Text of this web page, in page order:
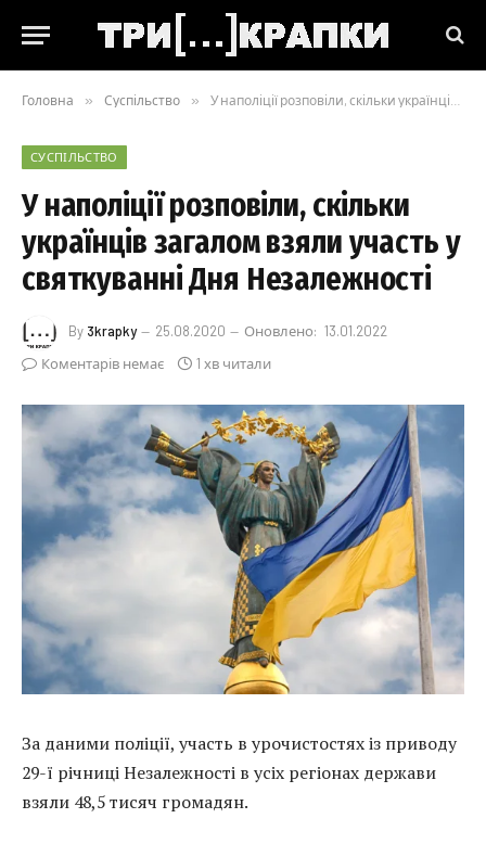
Головна » Суспільство » У наполіції розповіли, скільки українців загалом взяли участь у святкуванні Дня Незалежності
СУСПІЛЬСТВО
У наполіції розповіли, скільки
українців загалом взяли участь у
святкуванні Дня Незалежності
By 3krapky 25.08.2020 Оновлено: 13.01.2022
Коментарів немає
1 хв читали
За даними поліції, участь в урочистостях із приводу
29-ї річниці Незалежності в усіх регіонах держави
взяли 48,5 тисяч громадян.